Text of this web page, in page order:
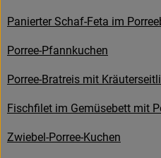
Hofkisten
Vom Acker
Kühltheke
Backstube
Küchenzauber
Panierter Schaf-Feta im
Porree-Pfannkuchen
Porree-Bratreis mit
Fischfilet im Gemüsebett mit
Zwiebel-Porree-Kuchen